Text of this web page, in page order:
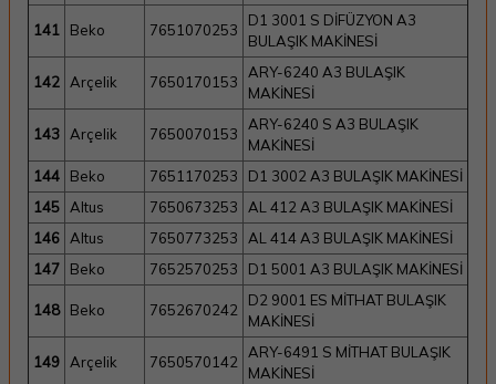
141 Beko 7651070253
D1 3001 S DİFÜZYON A3
BULAŞIK MAKİNESİ
142 Arçelik 7650170153
ARY-6240 A3 BULAŞIK
MAKİNESİ
143 Arçelik 7650070153
ARY-6240 S A3 BULAŞIK
MAKİNESİ
144
Beko 7651170253
D1 3002 A3 BULAŞIK MAKİNESİ
145 Altus 7650673253
AL 412 A3 BULAŞIK MAKİNESİ
146 Altus 7650773253
AL 414 A3 BULAŞIK MAKİNESİ
147
Beko 7652570253 D1 5001 A3 BULAŞIK MAKİNESİ
148 Beko 7652670242
D2 9001 ES MİTHAT BULAŞIK
MAKİNESİ
149 Arçelik 7650570142
ARY-6491 S MİTHAT BULAŞIK
MAKİNESİ